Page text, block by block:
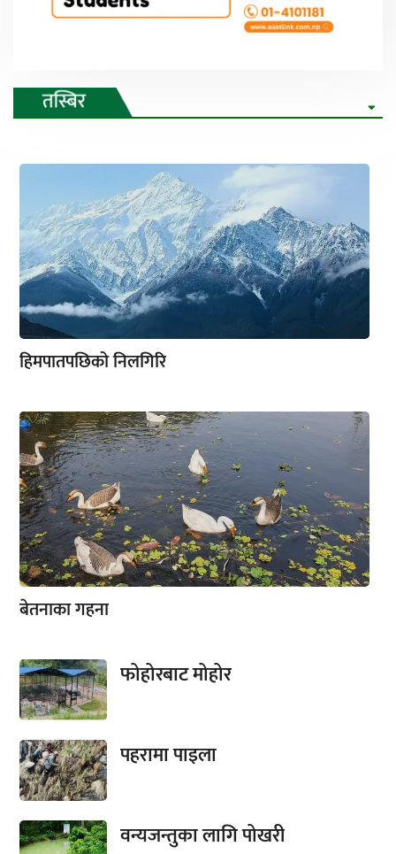
हिमपातपछिको निलगिरि
बेतनाका गहना
फोहोरबाट मोहोर
पहरामा पाइला
वन्यजन्तुका लागि पोखरी